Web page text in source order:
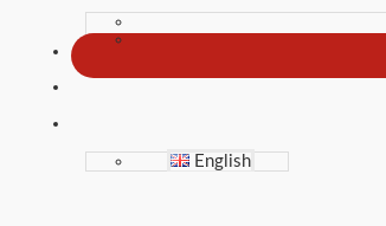
English